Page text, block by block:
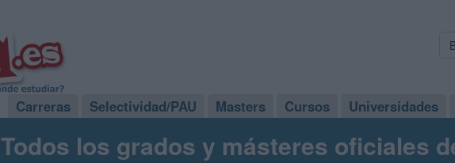
Carreras Selectividad/PAU Masters Cursos Universidades
Todos los grados y másteres oficiales